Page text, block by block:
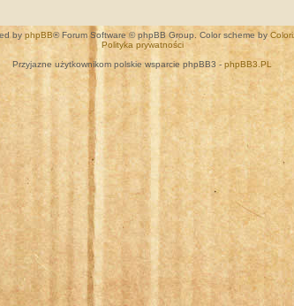
by phpBB® Forum Software © phpBB Group. Color scheme by
Polityka prywatności
Przyjazne użytkownikom polskie wsparcie phpBB3 - phpBB3.PL